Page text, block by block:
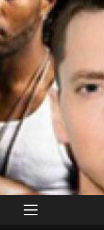
PRIMARY